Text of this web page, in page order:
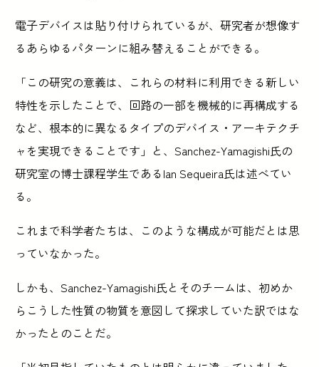
電子デバイスは貼り付けられているが、研究者が想像す
るあらゆるパターンに組み替えることができる。
「この研究の意義は、これらの材料に利用できる新しい
特性を示したことで、回路の一部を機械的に再構成する
など、根本的に異なるタイプのデバイス・アーキテクチ
ャを実現できることです」と、Sanchez-Yamagishi氏の
研究室の博士課程学生であるIan Sequeira氏は述べてい
る。
これまで科学者たちは、このような構成が可能だとは思
っていなかった。
しかも、Sanchez-Yamagishi氏とそのチームは、初めか
らこうした性質の物質を意図して探求していた訳ではな
かったとのことだ。